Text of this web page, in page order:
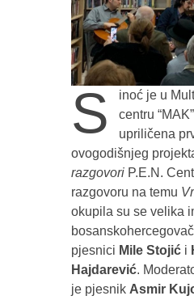
S
inoć je u
centru
upriličena
ovogodišnjeg
razgovoriP.E.N.
razgovoru na temu
okupila su se velika
pjesnici Mile Stojići
Hajdarević.
je pjesnik Asmir